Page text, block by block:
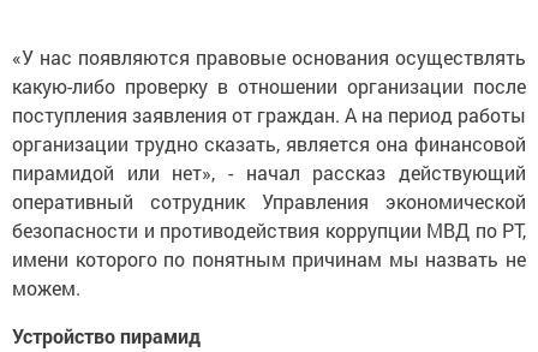
«У нас появляются правовые основания осуществлять
какую-либо проверку в отношении организации после
поступления заявления от граждан. А на период работы
организации трудно сказать, является она финансовой
пирамидой или нет», - начал рассказ действующий
оперативный сотрудник Управления экономической
безопасности и противодействия коррупции МВД по РТ,
имени которого по понятным причинам мы назвать не
можем.
Устройство пирамид